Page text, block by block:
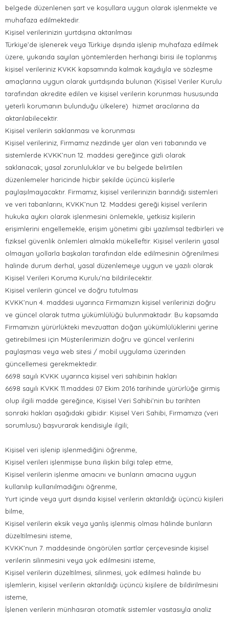
belgede düzenlenen şart ve koşullara uygun olarak işlenmekte ve
muhafaza edilmektedir.
Kişisel verilerinizin yurtdışına aktarılması
Türkiye’de işlenerek veya Türkiye dışında işlenip muhafaza edilmek
üzere, yukarıda sayılan yöntemlerden herhangi birisi ile toplanmış
kişisel verileriniz KVKK kapsamında kalmak kaydıyla ve sözleşme
amaçlarına uygun olarak yurtdışında bulunan (Kişisel Veriler Kurulu
tarafından akredite edilen ve kişisel verilerin korunması hususunda
yeterli korumanın bulunduğu ülkelere) hizmet aracılarına da
aktarılabilecektir.
Kişisel verilerin saklanması ve korunması
Kişisel verileriniz, Firmamız nezdinde yer alan veri tabanında ve
sistemlerde KVKK’nun 12. maddesi gereğince gizli olarak
saklanacak; yasal zorunluluklar ve bu belgede belirtilen
düzenlemeler haricinde hiçbir şekilde üçüncü kişilerle
paylaşılmayacaktır. Firmamız, kişisel verilerinizin barındığı sistemleri
ve veri tabanlarını, KVKK’nun 12. Maddesi gereği kişisel verilerin
hukuka aykırı olarak işlenmesini önlemekle, yetkisiz kişilerin
erişimlerini engellemekle, erişim yönetimi gibi yazılımsal tedbirleri ve
fiziksel güvenlik önlemleri almakla mükelleftir. Kişisel verilerin yasal
olmayan yollarla başkaları tarafından elde edilmesinin öğrenilmesi
halinde durum derhal, yasal düzenlemeye uygun ve yazılı olarak
Kişisel Verileri Koruma Kurulu’na bildirilecektir.
Kişisel verilerin güncel ve doğru tutulması
KVKK’nun 4. maddesi uyarınca Firmamızın kişisel verilerinizi doğru
ve güncel olarak tutma yükümlülüğü bulunmaktadır. Bu kapsamda
Firmamızın yürürlükteki mevzuattan doğan yükümlülüklerini yerine
getirebilmesi için Müşterilerimizin doğru ve güncel verilerini
paylaşması veya web sitesi / mobil uygulama üzerinden
güncellemesi gerekmektedir.
6698 sayılı KVKK uyarınca kişisel veri sahibinin hakları
6698 sayılı KVKK 11.maddesi 07 Ekim 2016 tarihinde yürürlüğe girmiş
olup ilgili madde gereğince, Kişisel Veri Sahibi’nin bu tarihten
sonraki hakları aşağıdaki gibidir: Kişisel Veri Sahibi, Firmamıza (veri
sorumlusu) başvurarak kendisiyle ilgili;
Kişisel veri işlenip işlenmediğini öğrenme,
Kişisel verileri işlenmişse buna ilişkin bilgi talep etme,
Kişisel verilerin işlenme amacını ve bunların amacına uygun
kullanılıp kullanılmadığını öğrenme,
Yurt içinde veya yurt dışında kişisel verilerin aktarıldığı üçüncü kişileri
bilme,
Kişisel verilerin eksik veya yanlış işlenmiş olması hâlinde bunların
düzeltilmesini isteme,
KVKK’nun 7. maddesinde öngörülen şartlar çerçevesinde kişisel
verilerin silinmesini veya yok edilmesini isteme,
Kişisel verilerin düzeltilmesi, silinmesi, yok edilmesi halinde bu
işlemlerin, kişisel verilerin aktarıldığı üçüncü kişilere de bildirilmesini
isteme,
İşlenen verilerin münhasıran otomatik sistemler vasıtasıyla analiz